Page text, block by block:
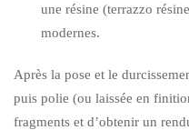
une résine (terrazzo
modernes.
Après la pose et le
puis polie (ou laissée en
fragments et d’obtenir un